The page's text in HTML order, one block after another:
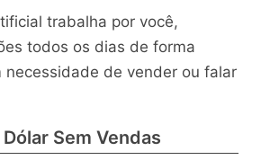
trabalha por você,
todos os dias de forma
necessidade de vender ou falar
Sem Vendas